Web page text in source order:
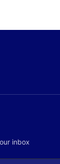
inbox